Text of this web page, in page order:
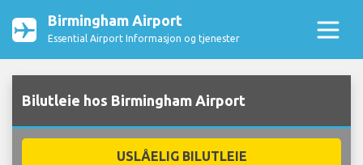
Birmingham Airport
Essential Airport Informasjon og tjenester
Bilutleie hos Birmingham Airport
USLÅELIG BILUTLEIE